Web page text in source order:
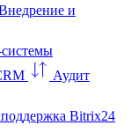
и
Аудит
Bitrix24